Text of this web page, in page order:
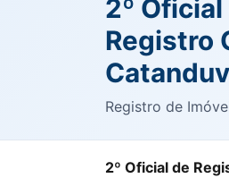
2º
Registro
Registro de
2º Oficial de